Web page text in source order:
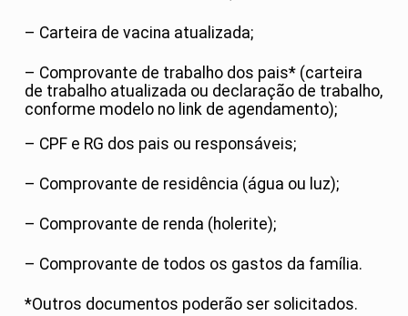
– Carteira de vacina atualizada;
– Comprovante de trabalho dos pais* (carteira
de trabalho atualizada ou declaração de trabalho,
conforme modelo no link de agendamento);
– CPF e RG dos pais ou responsáveis;
– Comprovante de residência (água ou luz);
– Comprovante de renda (holerite);
– Comprovante de todos os gastos da família.
*Outros documentos poderão ser solicitados.